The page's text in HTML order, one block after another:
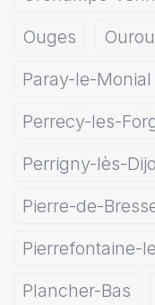
Ouges
Paray-le-Monial
Perrecy-les-
Perrigny-lès-
Pierre-de-
Pierrefontaine-
Plancher-Bas